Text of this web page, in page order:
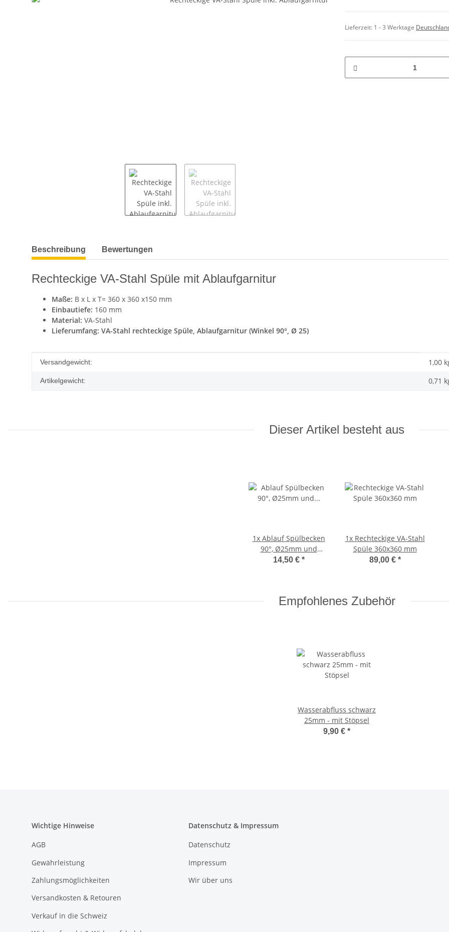
Lieferzeit: 1 - 3 Werktage
weitere Registerkarten anzeigen
Beschreibung Bewertungen
Rechteckige VA-Stahl Spüle mit Ablaufgarnitur
Maße: B x L x T= 360 x 360 x150 mm
Einbautiefe: 160 mm
Material: VA-Stahl
Lieferumfang: VA-Stahl rechteckige Spüle, Ablaufgarnitur (Winkel 90°, Ø 25)
Produkteigenschaft
Wert
Versandgewicht: 1,00
Artikelgewicht: 0,71
Dieser Artikel besteht aus
1x Ablauf Spülbecken
90°, Ø25mm und
Ø20mm Bohrung
14,50 € *
1x Rechteckige VA-Stahl
Spüle 360x360 mm
89,00 € *
Empfohlenes Zubehör
Wasserabfluss schwarz
25mm - mit Stöpsel
9,90 € *
Wichtige Hinweise
AGB
Gewährleistung
Zahlungsmöglichkeiten
Versandkosten & Retouren
Verkauf in die Schweiz
Datenschutz & Impressum
Datenschutz
Impressum
Wir über uns